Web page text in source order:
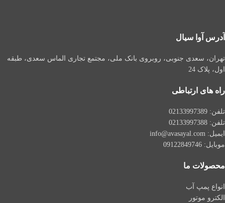
آدرس آوا سیال
تهران، سعدی جنوبی، روبروی بانک ملی، مجتمع تجاری الماس سعدی، طبقه
اول، پلاک 24
راه های ارتباطی
تلفن: 021 33997389
تلفن:
ایمیل: info@avasayal.com
موبایل: 09122849746
محصولات ما
انواع پمپ آب
الکترو موتور